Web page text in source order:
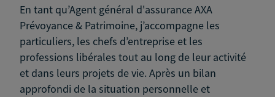
En tant qu’Agent général d'assurance AXA
Prévoyance & Patrimoine, j’accompagne les
particuliers, les chefs d’entreprise et les
professions libérales tout au long de leur activité
et dans leurs projets de vie. Après un bilan
approfondi de la situation personnelle et